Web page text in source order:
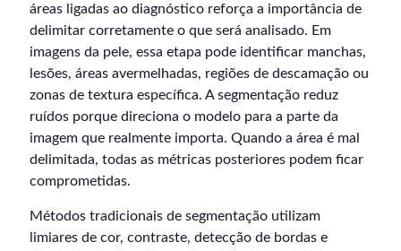
áreas ligadas ao diagnóstico reforça a importância de
delimitar corretamente o que será analisado. Em
imagens da pele, essa etapa pode identificar manchas,
lesões, áreas avermelhadas, regiões de descamação ou
zonas de textura específica. A segmentação reduz
ruídos porque direciona o modelo para a parte da
imagem que realmente importa. Quando a área é mal
delimitada, todas as métricas posteriores podem ficar
comprometidas.
Métodos tradicionais de segmentação utilizam
limiares de cor, contraste, detecção de bordas e